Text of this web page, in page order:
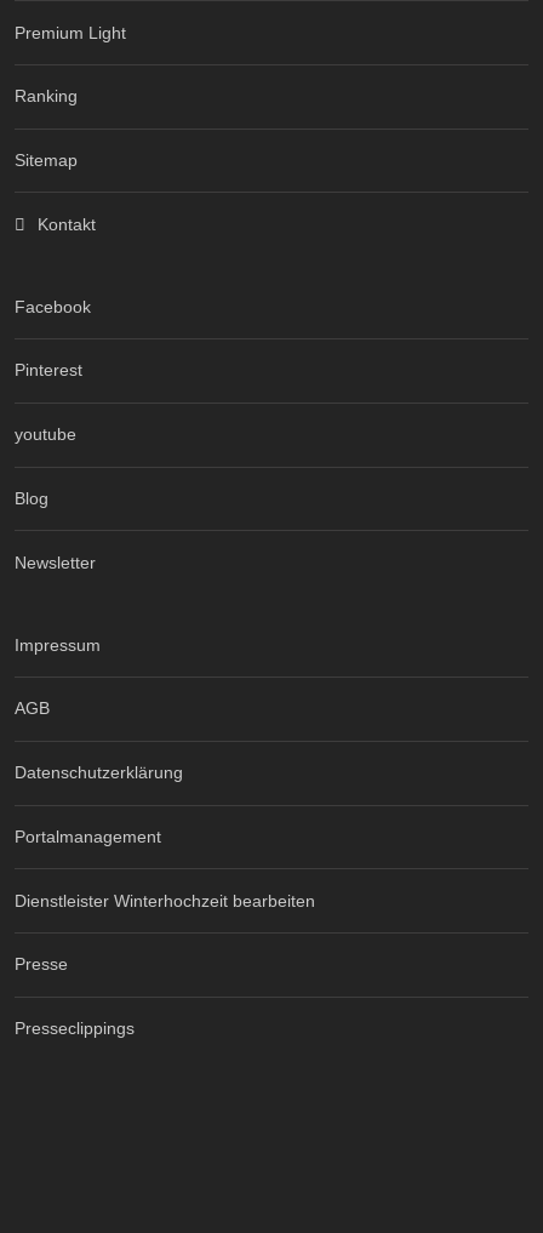
Premium Light
Ranking
Sitemap
Kontakt
Facebook
Pinterest
youtube
Blog
Newsletter
Impressum
AGB
Datenschutzerklärung
Portalmanagement
Dienstleister Winterhochzeit bearbeiten
Presse
Presseclippings